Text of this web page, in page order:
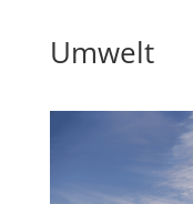
Umwelt